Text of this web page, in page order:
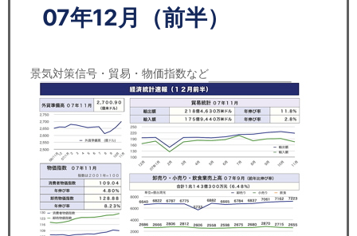
コンサルティング
セミナー
経済ニュース
労務顧問
ＩＴ
07年12月（前半）
景気対策信号・貿易・物価指数など